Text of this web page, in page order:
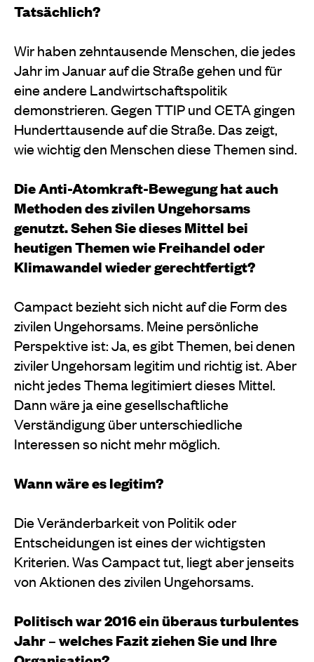
Tatsächlich?
Wir haben zehntausende Menschen, die jedes
Jahr im Januar auf die Straße gehen und für
eine andere Landwirtschaftspolitik
demonstrieren. Gegen TTIP und CETA gingen
Hunderttausende auf die Straße. Das zeigt,
wie wichtig den Menschen diese Themen sind.
Die Anti-Atomkraft-Bewegung hat auch
Methoden des zivilen Ungehorsams
genutzt. Sehen Sie dieses Mittel bei
heutigen Themen wie Freihandel oder
Klimawandel wieder gerechtfertigt?
Campact bezieht sich nicht auf die Form des
zivilen Ungehorsams. Meine persönliche
Perspektive ist: Ja, es gibt Themen, bei denen
ziviler Ungehorsam legitim und richtig ist. Aber
nicht jedes Thema legitimiert dieses Mittel.
Dann wäre ja eine gesellschaftliche
Verständigung über unterschiedliche
Interessen so nicht mehr möglich.
Wann wäre es legitim?
Die Veränderbarkeit von Politik oder
Entscheidungen ist eines der wichtigsten
Kriterien. Was Campact tut, liegt aber jenseits
von Aktionen des zivilen Ungehorsams.
Politisch war 2016 ein überaus turbulentes
Jahr – welches Fazit ziehen Sie und Ihre